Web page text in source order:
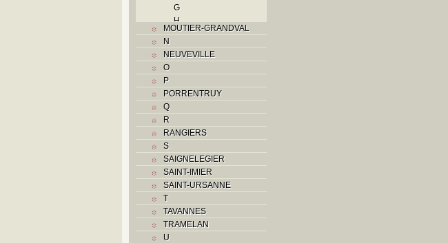
G
H
Histoire
Industrie
M
O
Paroisses
Problème jurassien
Q
S
Sociétés locales
MOUTIER-GRANDVAL
N
NEUVEVILLE
O
P
PORRENTRUY
Q
R
RANGIERS
S
SAIGNELEGIER
SAINT-IMIER
SAINT-URSANNE
T
TAVANNES
TRAMELAN
U